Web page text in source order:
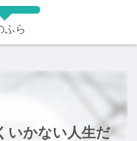
ふら
いかない人生だ